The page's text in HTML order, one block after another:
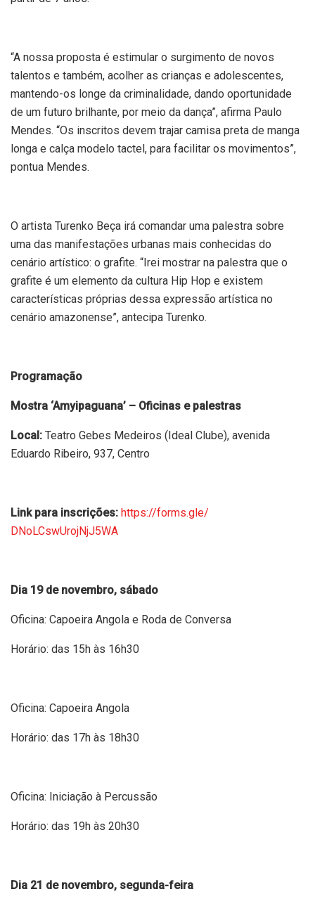
“A nossa proposta é estimular o surgimento de novos
talentos e também, acolher as crianças e adolescentes,
mantendo-os longe da criminalidade, dando oportunidade
de um futuro brilhante, por meio da dança”, afirma Paulo
Mendes. “Os inscritos devem trajar camisa preta de manga
longa e calça modelo tactel, para facilitar os movimentos”,
pontua Mendes.
O artista Turenko Beça irá comandar uma palestra sobre
uma das manifestações urbanas mais conhecidas do
cenário artístico: o grafite. “Irei mostrar na palestra que o
grafite é um elemento da cultura Hip Hop e existem
características próprias dessa expressão artística no
cenário amazonense”, antecipa Turenko.
Programação
Mostra ‘Amyipaguana’ – Oficinas e palestras
Local: Teatro Gebes Medeiros (Ideal Clube), avenida
Eduardo Ribeiro, 937, Centro
Link para inscrições: https://forms.gle/
DNoLCswUrojNjJ5WA
Dia 19 de novembro, sábado
Oficina: Capoeira Angola e Roda de Conversa
Horário: das 15h às 16h30
Oficina: Capoeira Angola
Horário: das 17h às 18h30
Oficina: Iniciação à Percussão
Horário: das 19h às 20h30
Dia 21 de novembro, segunda-feira